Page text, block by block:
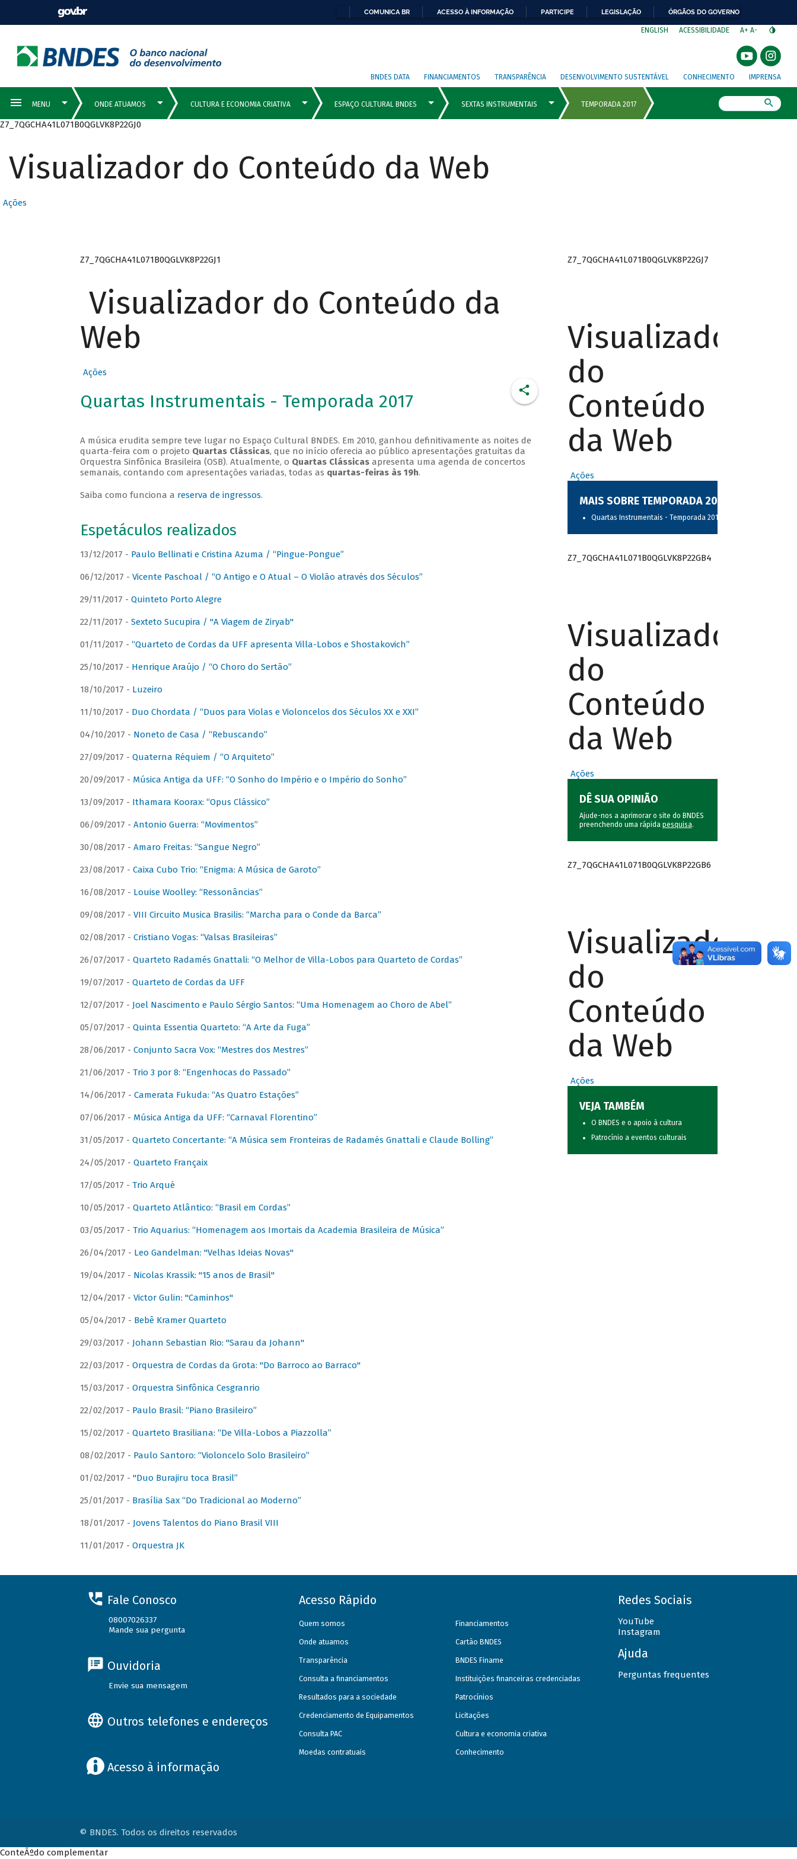
COMUNICA BR ACESSO À INFORMAÇÃO PARTICIPE LEGISLAÇÃO ÓRGÃOS DO GOVERNO
ENGLISH ACESSIBILIDADE A+ A-
BNDES DATA FINANCIAMENTOS TRANSPARÊNCIA DESENVOLVIMENTO SUSTENTÁVEL CONHECIMENTO IMPRENSA
Z7_7QGCHA41L071B0QGLVK8P22GJ0
Visualizador do Conteúdo da Web
Ações
Z7_7QGCHA41L071B0QGLVK8P22GJ1
Visualizador do Conteúdo da
Web
Ações
Quartas Instrumentais - Temporada 2017
A música erudita sempre teve lugar no Espaço Cultural BNDES. Em 2010, ganhou definitivamente as noites de
quarta-feira com o projeto Quartas Clássicas, que no início oferecia ao público apresentações gratuitas da
Orquestra Sinfônica Brasileira (OSB). Atualmente, o Quartas Clássicasapresenta uma agenda de concertos
semanais, contando com apresentações variadas, todas as quartas-feiras às 19h.
Saiba como funciona a reserva de ingressos.
Espetáculos realizados
13/12/2017 - Paulo Bellinati e Cristina Azuma / “Pingue-Pongue”
06/12/2017 - Vicente Paschoal / “O Antigo e O Atual – O Violão através dos Séculos”
29/11/2017 - Quinteto Porto Alegre
22/11/2017 - Sexteto Sucupira / "A Viagem de Ziryab"
01/11/2017 - “Quarteto de Cordas da UFF apresenta Villa-Lobos e Shostakovich”
25/10/2017 - Henrique Araújo / “O Choro do Sertão”
18/10/2017 - Luzeiro
11/10/2017 - Duo Chordata / “Duos para Violas e Violoncelos dos Séculos XX e XXI”
04/10/2017 - Noneto de Casa / “Rebuscando”
27/09/2017 - Quaterna Réquiem / “O Arquiteto”
20/09/2017 - Música Antiga da UFF: “O Sonho do Império e o Império do Sonho”
13/09/2017 - Ithamara Koorax: “Opus Clássico”
06/09/2017 - Antonio Guerra: “Movimentos”
30/08/2017 - Amaro Freitas: “Sangue Negro”
23/08/2017 - Caixa Cubo Trio: “Enigma: A Música de Garoto”
16/08/2017 - Louise Woolley: “Ressonâncias”
09/08/2017 - VIII Circuito Musica Brasilis: “Marcha para o Conde da Barca”
02/08/2017 - Cristiano Vogas: “Valsas Brasileiras”
26/07/2017 - Quarteto Radamés Gnattali: “O Melhor de Villa-Lobos para Quarteto de Cordas”
19/07/2017 - Quarteto de Cordas da UFF
12/07/2017 - Joel Nascimento e Paulo Sérgio Santos: “Uma Homenagem ao Choro de Abel”
05/07/2017 - Quinta Essentia Quarteto: “A Arte da Fuga”
28/06/2017 - Conjunto Sacra Vox: “Mestres dos Mestres”
21/06/2017 - Trio 3 por 8: “Engenhocas do Passado”
14/06/2017 - Camerata Fukuda: “As Quatro Estações”
07/06/2017 - Música Antiga da UFF: “Carnaval Florentino”
31/05/2017 - Quarteto Concertante: “A Música sem Fronteiras de Radamés Gnattali e Claude Bolling”
24/05/2017 - Quarteto Françaix
17/05/2017 - Trio Arqué
10/05/2017 - Quarteto Atlântico: “Brasil em Cordas”
03/05/2017 - Trio Aquarius: “Homenagem aos Imortais da Academia Brasileira de Música”
26/04/2017 - Leo Gandelman: "Velhas Ideias Novas"
19/04/2017 - Nicolas Krassik: "15 anos de Brasil"
12/04/2017 - Victor Gulin: "Caminhos"
05/04/2017 - Bebê Kramer Quarteto
29/03/2017 - Johann Sebastian Rio: "Sarau da Johann"
22/03/2017 - Orquestra de Cordas da Grota: "Do Barroco ao Barraco"
15/03/2017 - Orquestra Sinfônica Cesgranrio
22/02/2017 - Paulo Brasil: “Piano Brasileiro”
15/02/2017 - Quarteto Brasiliana: “De Villa-Lobos a Piazzolla”
08/02/2017 - Paulo Santoro: “Violoncelo Solo Brasileiro”
01/02/2017 - "Duo Burajiru toca Brasil”
25/01/2017 - Brasília Sax “Do Tradicional ao Moderno”
18/01/2017 - Jovens Talentos do Piano Brasil VIII
11/01/2017 - Orquestra JK
Z7_7QGCHA41L071B0QGLVK8P22GJ7
Visualizador
do
Conteúdo
da Web
Ações
MAIS SOBRE TEMPORADA 2017
Quartas Instrumentais - Temporada 2017
Z7_7QGCHA41L071B0QGLVK8P22GB4
Visualizador
do
Conteúdo
da Web
Ações
DÊ SUA OPINIÃO
Ajude-nos a aprimorar o site do BNDES
preenchendo uma rápida pesquisa.
Z7_7QGCHA41L071B0QGLVK8P22GB6
Visualizador
do
Conteúdo
da Web
Ações
VEJA TAMBÉM
O BNDES e o apoio à cultura
Patrocínio a eventos culturais
Fale Conosco
08007026337
Mande sua pergunta
Ouvidoria
Envie sua mensagem
Outros telefones e endereços
Acesso à informação
Acesso Rápido
Quem somos
Onde atuamos
Transparência
Consulta a financiamentos
Resultados para a sociedade
Credenciamento de Equipamentos
Consulta PAC
Moedas contratuais
Financiamentos
Cartão BNDES
BNDES Finame
Instituições financeiras credenciadas
Patrocínios
Licitações
Cultura e economia criativa
Conhecimento
Redes Sociais
YouTube
Instagram
Ajuda
Perguntas frequentes
© BNDES. Todos os direitos reservados
ConteÃºdo complementar